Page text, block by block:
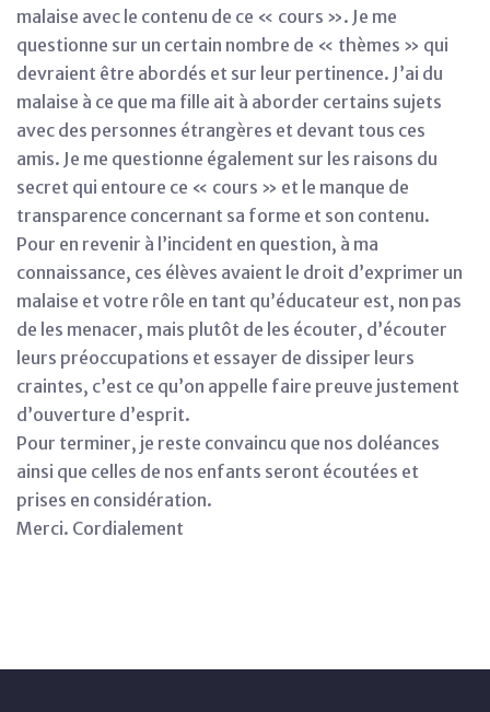
malaise avec le contenu de ce « cours ». Je me
questionne sur un certain nombre de « thèmes » qui
devraient être abordés et sur leur pertinence. J’ai du
malaise à ce que ma fille ait à aborder certains sujets
avec des personnes étrangères et devant tous ces
amis. Je me questionne également sur les raisons du
secret qui entoure ce « cours » et le manque de
transparence concernant sa forme et son contenu.
Pour en revenir à l’incident en question, à ma
connaissance, ces élèves avaient le droit d’exprimer un
malaise et votre rôle en tant qu’éducateur est, non pas
de les menacer, mais plutôt de les écouter, d’écouter
leurs préoccupations et essayer de dissiper leurs
craintes, c’est ce qu’on appelle faire preuve justement
d’ouverture d’esprit.
Pour terminer, je reste convaincu que nos doléances
ainsi que celles de nos enfants seront écoutées et
prises en considération.
Merci. Cordialement